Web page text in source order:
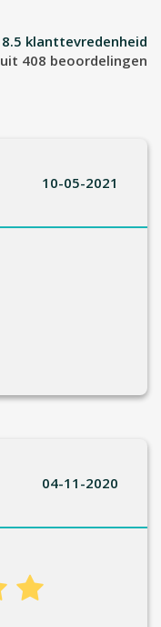
8.5 klanttevredenheid
uit 408 beoordelingen
10-05-2021
04-11-2020